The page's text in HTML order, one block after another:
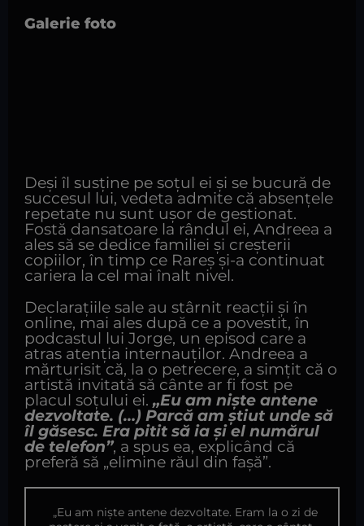
Galerie foto
Deși îl susține pe soțul ei și se bucură de
succesul lui, vedeta admite că absențele
repetate nu sunt ușor de gestionat.
Fostă dansatoare la rândul ei, Andreea a
ales să se dedice familiei și creșterii
copiilor, în timp ce Rareș și-a continuat
cariera la cel mai înalt nivel.
Declarațiile sale au stârnit reacții și în
online, mai ales după ce a povestit, în
podcastul lui Jorge, un episod care a
atras atenția internauților. Andreea a
mărturisit că, la o petrecere, a simțit că o
artistă invitată să cânte ar fi fost pe
placul soțului ei. „Eu am niște antene
dezvoltate. (…) Parcă am știut unde să
îl găsesc. Era pitit să ia și el numărul
de telefon”, a spus ea, explicând că
preferă să „elimine răul din fașă”.
„Eu am niște antene dezvoltate. Eram la o zi de